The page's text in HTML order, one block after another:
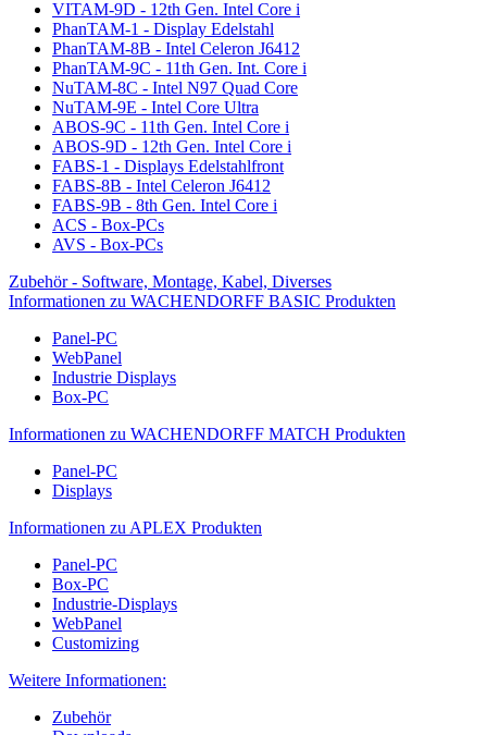
VITAM-9D - 12th Gen. Intel Core i
PhanTAM-1 - Display Edelstahl
PhanTAM-8B - Intel Celeron J6412
PhanTAM-9C - 11th Gen. Int. Core i
NuTAM-8C - Intel N97 Quad Core
NuTAM-9E - Intel Core Ultra
ABOS-9C - 11th Gen. Intel Core i
ABOS-9D - 12th Gen. Intel Core i
FABS-1 - Displays Edelstahlfront
FABS-8B - Intel Celeron J6412
FABS-9B - 8th Gen. Intel Core i
ACS - Box-PCs
AVS - Box-PCs
Zubehör - Software, Montage, Kabel, Diverses
Informationen zu WACHENDORFF BASIC Produkten
Panel-PC
WebPanel
Industrie Displays
Box-PC
Informationen zu WACHENDORFF MATCH Produkten
Panel-PC
Displays
Informationen zu APLEX Produkten
Panel-PC
Box-PC
Industrie-Displays
WebPanel
Customizing
Weitere Informationen:
Zubehör